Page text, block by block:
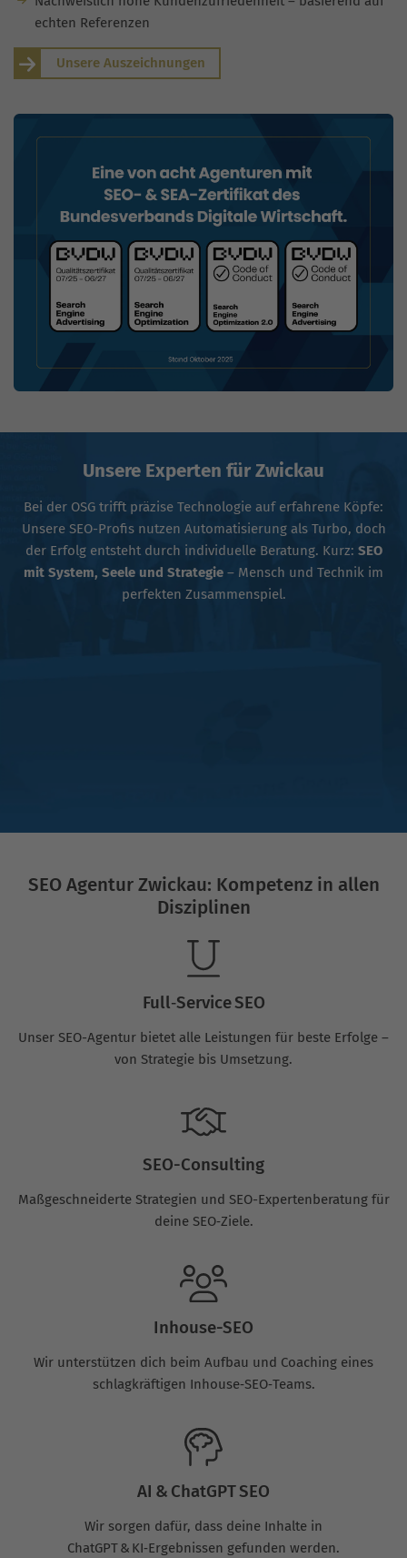
echten Referenzen
Unsere Auszeichnungen
Unsere Experten für Zwickau
Bei der OSG trifft präzise Technologie auf erfahrene Köpfe:
Unsere SEO-Profis nutzen Automatisierung als Turbo, doch
der Erfolg entsteht durch individuelle Beratung. Kurz: SEO
mit System, Seele und Strategie – Mensch und Technik im
perfekten Zusammenspiel.
SEO Agentur Zwickau: Kompetenz in allen
Disziplinen
Full‑Service SEO
Unser SEO-Agentur bietet alle Leistungen für beste Erfolge –
von Strategie bis Umsetzung.
SEO-Consulting
Maßgeschneiderte Strategien und SEO-Expertenberatung für
deine SEO‑Ziele.
Inhouse-SEO
Wir unterstützen dich beim Aufbau und Coaching eines
schlagkräftigen Inhouse‑SEO‑Teams.
AI & ChatGPT SEO
Wir sorgen dafür, dass deine Inhalte in
ChatGPT & KI‑Ergebnissen gefunden werden.